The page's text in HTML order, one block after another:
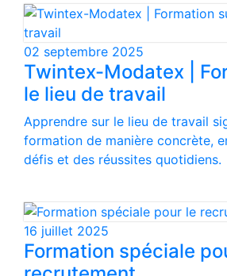
02 septembre 2025
Twintex-Modatex |
le lieu de travail
Apprendre sur le lieu de travail
formation de manière concrète,
défis et des réussites quotidiens.
16 juillet 2025
Formation spéciale